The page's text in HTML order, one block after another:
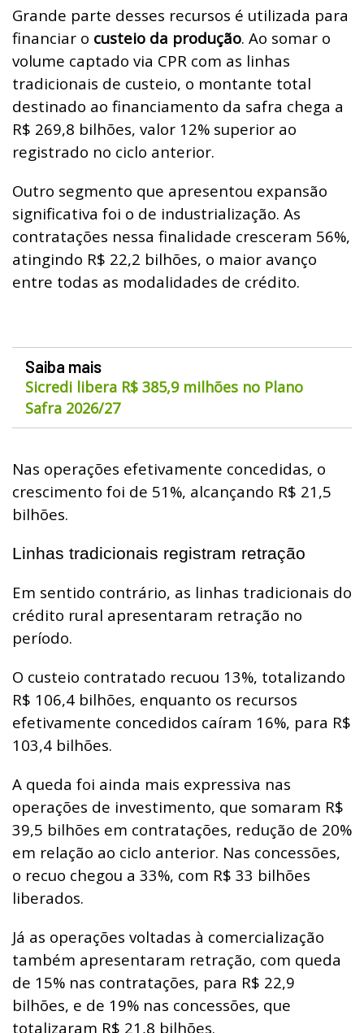
Grande parte desses recursos é utilizada para
financiar o custeio da produção. Ao somar o
volume captado via CPR com as linhas
tradicionais de custeio, o montante total
destinado ao financiamento da safra chega a
R$ 269,8 bilhões, valor 12% superior ao
registrado no ciclo anterior.
Outro segmento que apresentou expansão
significativa foi o de industrialização. As
contratações nessa finalidade cresceram 56%,
atingindo R$ 22,2 bilhões, o maior avanço
entre todas as modalidades de crédito.
Saiba mais
Sicredi libera R$ 385,9 milhões no Plano
Safra 2026/27
Nas operações efetivamente concedidas, o
crescimento foi de 51%, alcançando R$ 21,5
bilhões.
Linhas tradicionais registram retração
Em sentido contrário, as linhas tradicionais do
crédito rural apresentaram retração no
período.
O custeio contratado recuou 13%, totalizando
R$ 106,4 bilhões, enquanto os recursos
efetivamente concedidos caíram 16%, para R$
103,4 bilhões.
A queda foi ainda mais expressiva nas
operações de investimento, que somaram R$
39,5 bilhões em contratações, redução de 20%
em relação ao ciclo anterior. Nas concessões,
o recuo chegou a 33%, com R$ 33 bilhões
liberados.
Já as operações voltadas à comercialização
também apresentaram retração, com queda
de 15% nas contratações, para R$ 22,9
bilhões, e de 19% nas concessões, que
totalizaram R$ 21,8 bilhões.